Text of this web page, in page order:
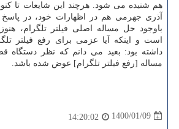
هم شنیده می شود. هرچند این شایعات تا
آذری جهرمی هم در اظهارات خود، در
باوجود حل مساله اصلی فیلتر تلگرام،
است و اینکه آیا عزمی برای رفع فیلتر
داشته بود: بعید می دانم که نظر دستگاه
مساله [رفع فیلتر تلگرام] عوض شده باشد.
1400/01/09
14:20:02